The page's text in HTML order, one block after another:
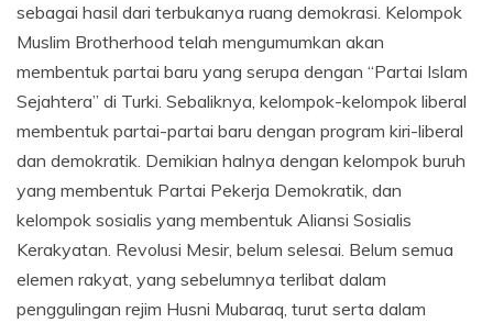
sebagai hasil dari terbukanya ruang demokrasi. Kelompok
Muslim Brotherhood telah mengumumkan akan
membentuk partai baru yang serupa dengan “Partai Islam
Sejahtera” di Turki. Sebaliknya, kelompok-kelompok liberal
membentuk partai-partai baru dengan program kiri-liberal
dan demokratik. Demikian halnya dengan kelompok buruh
yang membentuk Partai Pekerja Demokratik, dan
kelompok sosialis yang membentuk Aliansi Sosialis
Kerakyatan. Revolusi Mesir, belum selesai. Belum semua
elemen rakyat, yang sebelumnya terlibat dalam
penggulingan rejim Husni Mubaraq, turut serta dalam